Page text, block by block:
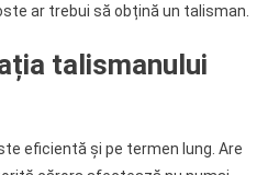
ar trebui să obțină un talisman.
talismanului
eficientă și pe termen lung. Are